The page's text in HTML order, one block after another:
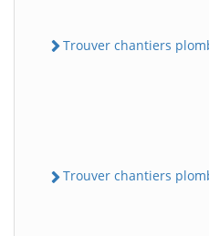
Trouver chantiers
Trouver chantiers